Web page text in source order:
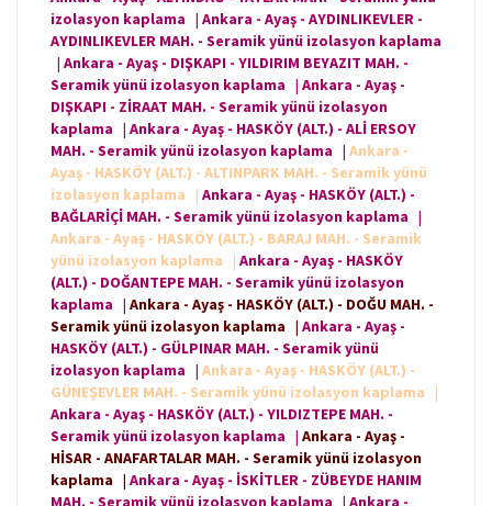
izolasyon kaplama | Ankara - Ayaş - AYDINLIKEVLER -
AYDINLIKEVLER MAH. - Seramik yünü izolasyon kaplama
| Ankara - Ayaş - DIŞKAPI - YILDIRIM BEYAZIT MAH. -
Seramik yünü izolasyon kaplama | Ankara - Ayaş -
DIŞKAPI - ZİRAAT MAH. - Seramik yünü izolasyon
kaplama | Ankara - Ayaş - HASKÖY (ALT.) - ALİ ERSOY
MAH. - Seramik yünü izolasyon kaplama | Ankara -
Ayaş - HASKÖY (ALT.) - ALTINPARK MAH. - Seramik yünü
izolasyon kaplama
| Ankara - Ayaş - HASKÖY (ALT.) -
BAĞLARİÇİ MAH. - Seramik yünü izolasyon kaplama |
Ankara - Ayaş - HASKÖY (ALT.) - BARAJ MAH. - Seramik
yünü izolasyon kaplama
| Ankara - Ayaş - HASKÖY
(ALT.) - DOĞANTEPE MAH. - Seramik yünü izolasyon
kaplama | Ankara - Ayaş - HASKÖY (ALT.) - DOĞU MAH. -
Seramik yünü izolasyon kaplama | Ankara - Ayaş -
HASKÖY (ALT.) - GÜLPINAR MAH. - Seramik yünü
izolasyon kaplama | Ankara - Ayaş - HASKÖY (ALT.) -
GÜNEŞEVLER MAH. - Seramik yünü izolasyon kaplama
|
Ankara - Ayaş - HASKÖY (ALT.) - YILDIZTEPE MAH. -
Seramik yünü izolasyon kaplama | Ankara - Ayaş -
HİSAR - ANAFARTALAR MAH. - Seramik yünü izolasyon
kaplama | Ankara - Ayaş - İSKİTLER - ZÜBEYDE HANIM
MAH. - Seramik yünü izolasyon kaplama | Ankara -